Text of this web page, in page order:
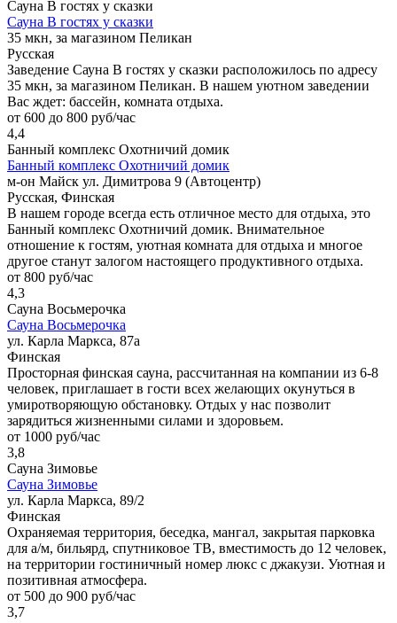
Сауна В гостях у сказки
Сауна В гостях у сказки
35 мкн, за магазином Пеликан
Русская
Заведение Сауна В гостях у сказки расположилось по адресу
35 мкн, за магазином Пеликан. В нашем уютном заведении
Вас ждет: бассейн, комната отдыха.
от 600 до 800 руб/час
4,4
Банный комплекс Охотничий домик
Банный комплекс Охотничий домик
м-он Майск ул. Димитрова 9 (Автоцентр)
Русская, Финская
В нашем городе всегда есть отличное место для отдыха, это
Банный комплекс Охотничий домик. Внимательное
отношение к гостям, уютная комната для отдыха и многое
другое станут залогом настоящего продуктивного отдыха.
от 800 руб/час
4,3
Сауна Восьмерочка
Сауна Восьмерочка
ул. Карла Маркса, 87а
Финская
Просторная финская сауна, рассчитанная на компании из 6-8
человек, приглашает в гости всех желающих окунуться в
умиротворяющую обстановку. Отдых у нас позволит
зарядиться жизненными силами и здоровьем.
от 1000 руб/час
3,8
Сауна Зимовье
Сауна Зимовье
ул. Карла Маркса, 89/2
Финская
Охраняемая территория, беседка, мангал, закрытая парковка
для а/м, бильярд, спутниковое ТВ, вместимость до 12 человек,
на территории гостиничный номер люкс с джакузи. Уютная и
позитивная атмосфера.
от 500 до 900 руб/час
3,7